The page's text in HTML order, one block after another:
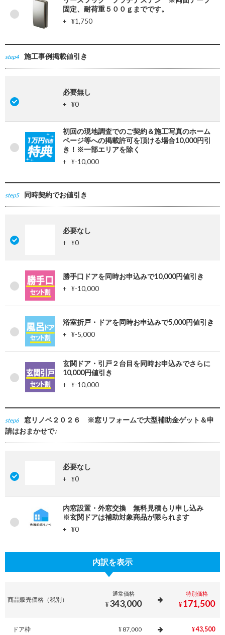
固定、耐荷重５００ｇまでです。
+ ¥1,750
step4 施工事例掲載値引き
必要無し
+ ¥0
初回の現地調査でのご契約＆施工写真のホーム
ページ等への掲載許可を頂ける場合10,000円引
き！※一部エリアを除く
+ ¥-10,000
step5 同時契約でお値引き
必要なし
+ ¥0
勝手口ドアを同時お申込みで10,000円値引き
+ ¥-10,000
浴室折戸・ドアを同時お申込みで5,000円値引き
+ ¥-5,000
玄関ドア・引戸２台目を同時お申込みでさらに
10,000円値引き
+ ¥-10,000
step6
窓リノベ２０２６ ※窓リフォームで大型補助金ゲット＆申
請はおまかせで♪
必要なし
+ ¥0
内窓設置・外窓交換 無料見積もり申し込み
※玄関ドアは補助対象商品が限られます
+ ¥0
内訳を表示
商品販売価格（税別）
通常価格
¥ 343,000
特別価格
¥ 171,500
ドア枠 ¥87,000 ¥43,500